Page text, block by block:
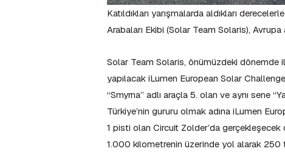
Katıldıkları yarışmalarda aldıkları
Arabaları Ekibi (Solar Team Solaris), Avrupa
Solar Team Solaris, önümüzdeki dönemde
yapılacak iLumen European Solar
“Smyrna” adlı araçla 5. olan ve aynı sene
Türkiye’nin gururu olmak adına iLumen
1 pisti olan Circuit Zolder’da
1.000 kilometrenin üzerinde yol alarak 250